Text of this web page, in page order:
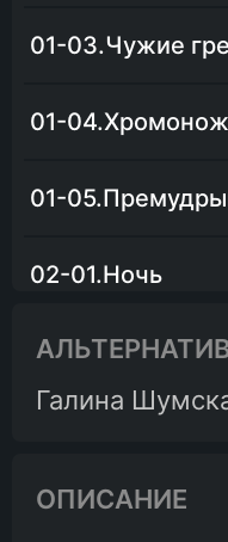
01-03.Чужие
01-
01-
02-01.Ночь
02-02.Ночь
02-04.Все в
Галина
ОПИСАНИЕ